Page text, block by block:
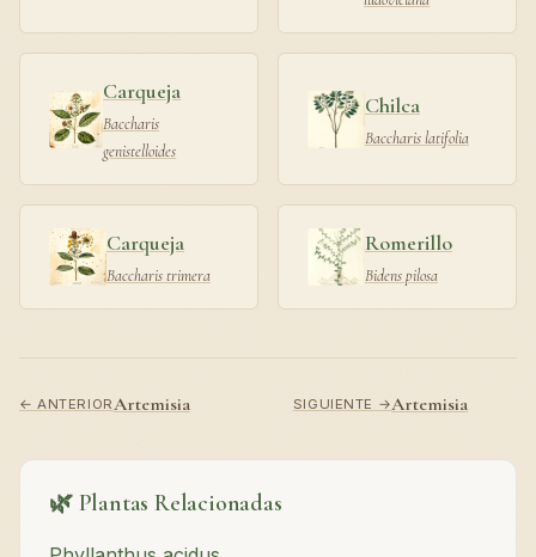
Carqueja
Baccharis
genistelloides
Chilca
Baccharis latifolia
Carqueja
Baccharis trimera
Romerillo
Bidens pilosa
← ANTERIORArtemisia SIGUIENTE →Artemisia
🌿 Plantas Relacionadas